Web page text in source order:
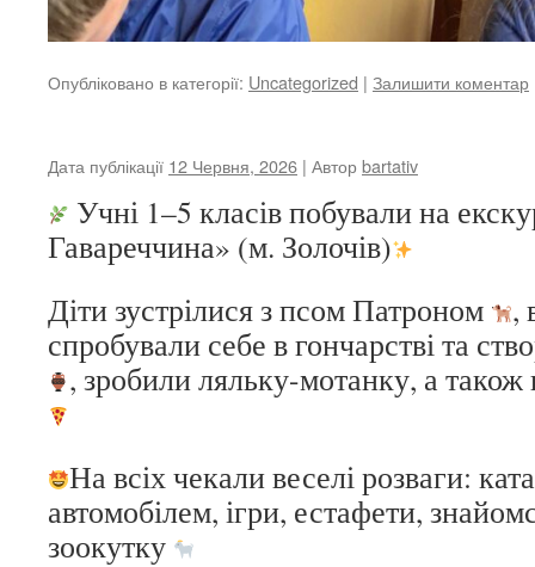
Опубліковано в категорії: Uncategorized | Залишити коментар
Дата публікації 12 Червня, 2026 | Авторbartativ
Учні 1–5 класів побували на
Гавареччина» (м. Золочів)
Діти зустрілися з псом Патроном
,
спробували себе в гончарстві та
, зробили ляльку-мотанку, а також
На всіх чекали веселі розваги:
автомобілем, ігри, естафети,
зоокутку